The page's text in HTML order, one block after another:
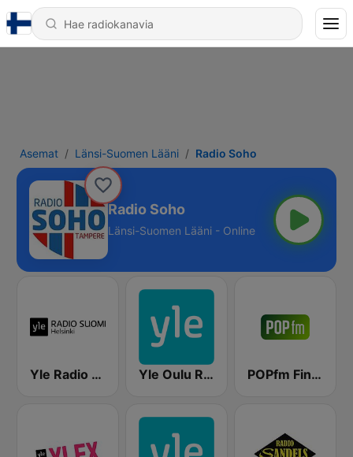
Asemat Länsi-Suomen Lääni Radio Soho
Radio Soho
Länsi-Suomen Lääni - Online
Yle Radio Suomi Helsinki Yle Oulu Radio POPfm Finland